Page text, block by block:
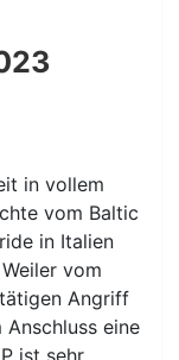
in vollem
vom Baltic
in Italien
vom
Angriff
eine